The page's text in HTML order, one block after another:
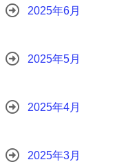
2025年6月
2025年5月
2025年4月
2025年3月